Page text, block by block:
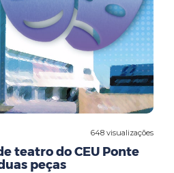
648 visualizações
teatro do CEU Ponte
peças